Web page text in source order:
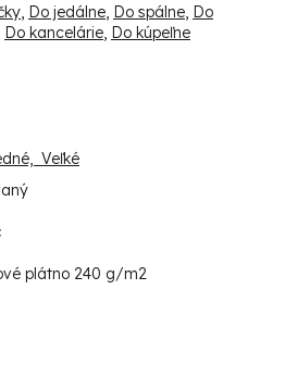
, Do jedálne, Do spálne, Do
Do kancelárie, Do kúpeľne
Veľké
plátno 240 g/m2